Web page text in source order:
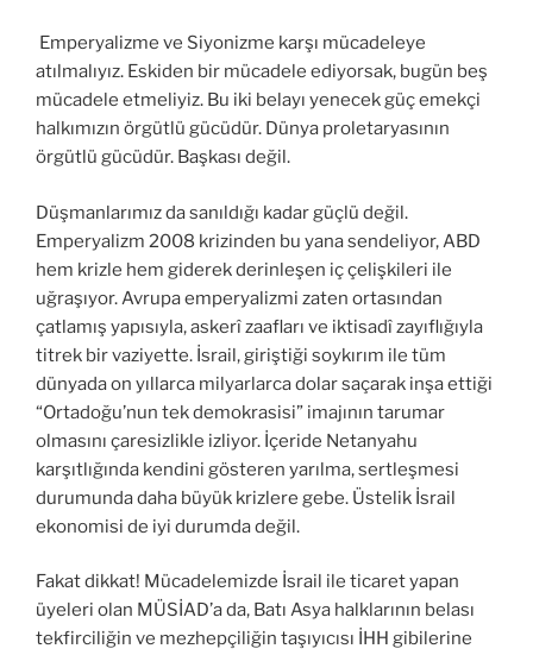
Emperyalizme ve Siyonizme karşı mücadeleye
atılmalıyız. Eskiden bir mücadele ediyorsak, bugün beş
mücadele etmeliyiz. Bu iki belayı yenecek güç emekçi
halkımızın örgütlü gücüdür. Dünya proletaryasının
örgütlü gücüdür. Başkası değil.
Düşmanlarımız da sanıldığı kadar güçlü değil.
Emperyalizm 2008 krizinden bu yana sendeliyor, ABD
hem krizle hem giderek derinleşen iç çelişkileri ile
uğraşıyor. Avrupa emperyalizmi zaten ortasından
çatlamış yapısıyla, askerî zaafları ve iktisadî zayıflığıyla
titrek bir vaziyette. İsrail, giriştiği soykırım ile tüm
dünyada on yıllarca milyarlarca dolar saçarak inşa ettiği
“Ortadoğu’nun tek demokrasisi” imajının tarumar
olmasını çaresizlikle izliyor. İçeride Netanyahu
karşıtlığında kendini gösteren yarılma, sertleşmesi
durumunda daha büyük krizlere gebe. Üstelik İsrail
ekonomisi de iyi durumda değil.
Fakat dikkat! Mücadelemizde İsrail ile ticaret yapan
üyeleri olan MÜSİAD’a da, Batı Asya halklarının belası
tekfirciliğin ve mezhepçiliğin taşıyıcısı İHH gibilerine